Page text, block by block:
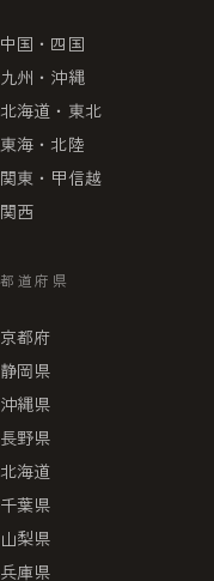
中国・四国
九州・沖縄
北海道・東北
東海・北陸
関東・甲信越
関西
都道府県
京都府
静岡県
沖縄県
長野県
北海道
千葉県
山梨県
兵庫県